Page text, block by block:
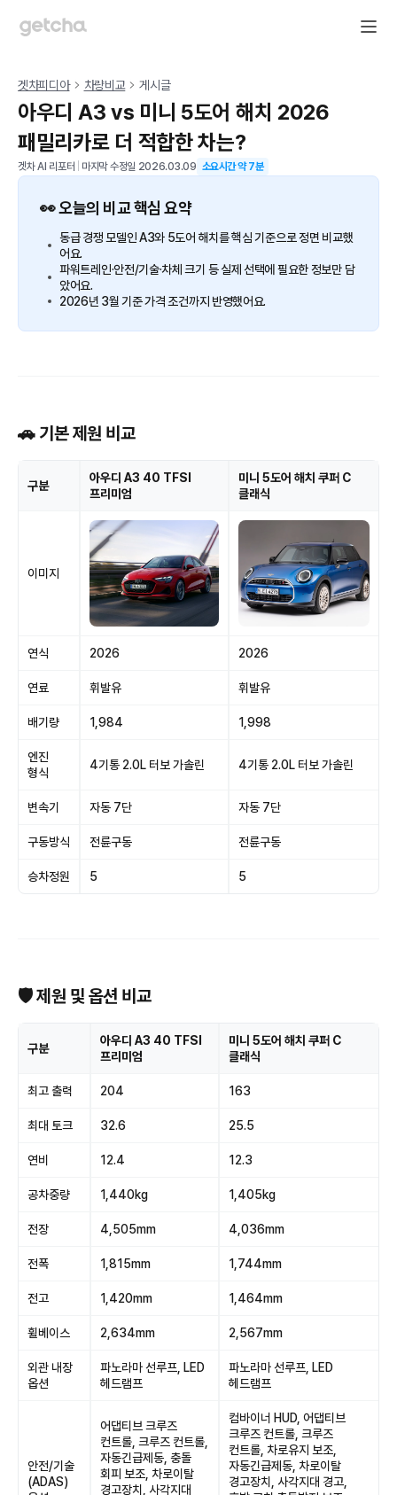
겟차피디아 차량비교 게시글
아우디 A3 vs 미니 5도어 해치 2026
패밀리카로 더 적합한 차는?
겟차 AI 리포터 마지막 수정일 2026.03.09 소요시간 약7분
👀 오늘의 비교 핵심 요약
동급 경쟁 모델인 A3와 5도어 해치를 핵심 기준으로 정면 비교했
어요.
파워트레인·안전/기술·차체 크기 등 실제 선택에 필요한 정보만 담
았어요.
2026년 3월 기준 가격 조건까지 반영했어요.
🚗 기본 제원 비교
구분
아우디 A3 40 TFSI
프리미엄
미니 5도어 해치 쿠퍼 C
클래식
이미지
연식 2026 2026
연료 휘발유 휘발유
배기량 1,984 1,998
엔진
형식
4기통 2.0L 터보 가솔린 4기통 2.0L 터보 가솔린
변속기 자동 7단 자동 7단
구동방식 전륜구동 전륜구동
승차정원 5 5
🛡 제원 및 옵션 비교
구분
아우디 A3 40 TFSI
프리미엄
미니 5도어 해치 쿠퍼 C
클래식
최고 출력 204 163
최대 토크 32.6 25.5
연비 12.4 12.3
공차중량 1,440kg 1,405kg
전장 4,505mm 4,036mm
전폭 1,815mm 1,744mm
전고 1,420mm 1,464mm
휠베이스 2,634mm 2,567mm
외관 내장
옵션
파노라마 선루프, LED
헤드램프
파노라마 선루프, LED
헤드램프
안전/기술
(ADAS)
어댑티브 크루즈
컨트롤, 크루즈 컨트롤,
자동긴급제동, 충돌
회피 보조, 차로이탈
경고장치, 사각지대
컴바이너 HUD, 어댑티브
크루즈 컨트롤, 크루즈
컨트롤, 차로유지 보조,
자동긴급제동, 차로이탈
경고장치, 사각지대 경고,